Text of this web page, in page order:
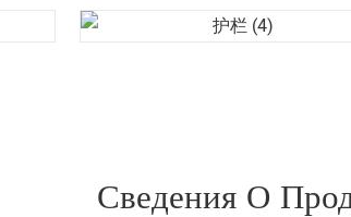
Сведения О